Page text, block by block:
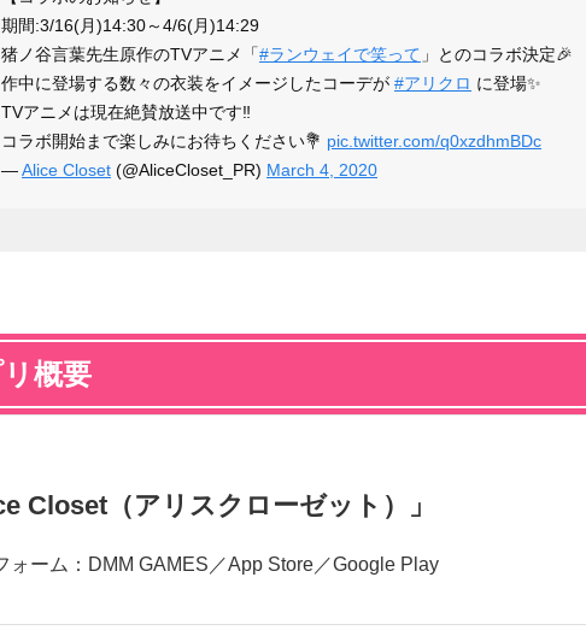
期間:3/16(月)14:30～4/6(月)14:29
猪ノ谷言葉先生原作のTVアニメ「#ランウェイで笑って 」とのコラボ決定🎉
作中に登場する数々の衣装をイメージしたコーデが #アリクロ に登場✨
TVアニメは現在絶賛放送中です‼️
コラボ開始まで楽しみにお待ちください💐 pic.twitter.com/q0xzdhmBDc
—Alice Closet (@AliceCloset_PR) March 4, 2020
概要
Closet（アリスクローゼット）」
ォーム：DMM GAMES／App Store／Google Play